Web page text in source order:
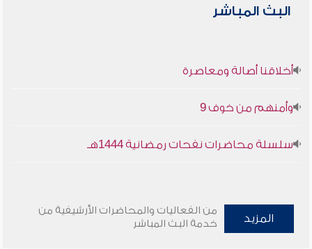
البث المباشر
أخلاقنا أصالة ومعاصرة
وأمنهم من خوف 9
سلسلة محاضرات نفحات رمضانية 1444هـ
المزيد
من الفعاليات والمحاضرات الأرشيفية من
خدمة البث المباشر